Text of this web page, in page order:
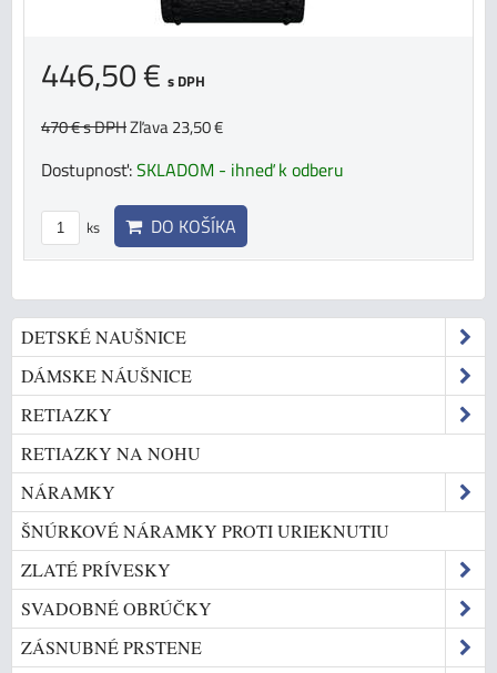
446,50 € s DPH
470 €s DPHZľava 23,50 €
Dostupnosť:SKLADOM - ihneď k odberu
ks DO KOŠÍKA
DETSKÉ NAUŠNICE
DÁMSKE NÁUŠNICE
RETIAZKY
RETIAZKY NA NOHU
NÁRAMKY
ŠNÚRKOVÉ NÁRAMKY PROTI URIEKNUTIU
ZLATÉ PRÍVESKY
SVADOBNÉ OBRÚČKY
ZÁSNUBNÉ PRSTENE